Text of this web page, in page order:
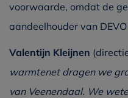
voorwaarde, omdat de
aandeelhouder van DEVO
Valentijn Kleijnen
warmtenet dragen we
van Veenendaal. We